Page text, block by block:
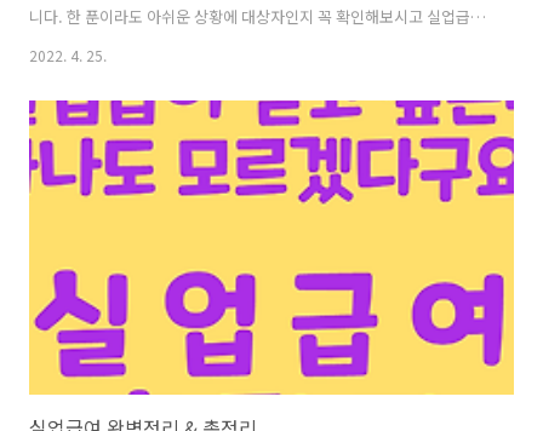
니다. 한 푼이라도 아쉬운 상황에 대상자인지 꼭 확인해보시고 실업급여
를 받아가시기를 기대하겠습니다. ■ 지급대상 ○ 구직급여 수급요건
24개월) 피보험단위기간이 통산하여 180일 이상일 것 2. 근로의 의사와
능력이 있음에도 불구하고 취업(영리를 목적으로 사업을 영위하는 경우
포함) 하지 못한 상태 3. 재취업을 위한 노력을 적극적으로 할 것 4. 이직
사유가 비자발적인 사유일 것(이직 사유가 법 제 58조에 따른 수급자격
2022. 4. 25.